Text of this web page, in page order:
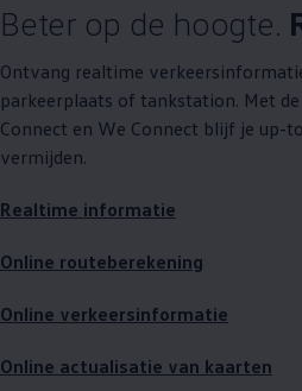
Beter op de hoogte.
Ontvang realtime
parkeerplaats of tankstation. Met
Connect en We Connect blijf je up-
vermijden.
Realtime informatie
Online routeberekening
Online verkeersinformatie
Online actualisatie van kaarten